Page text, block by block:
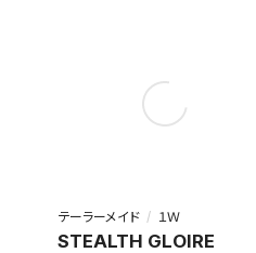
テーラーメイド １Ｗ
STEALTH GLOIRE